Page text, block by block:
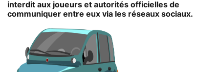
interdit aux joueurs et autorités officielles de
communiquer entre eux via les réseaux sociaux.